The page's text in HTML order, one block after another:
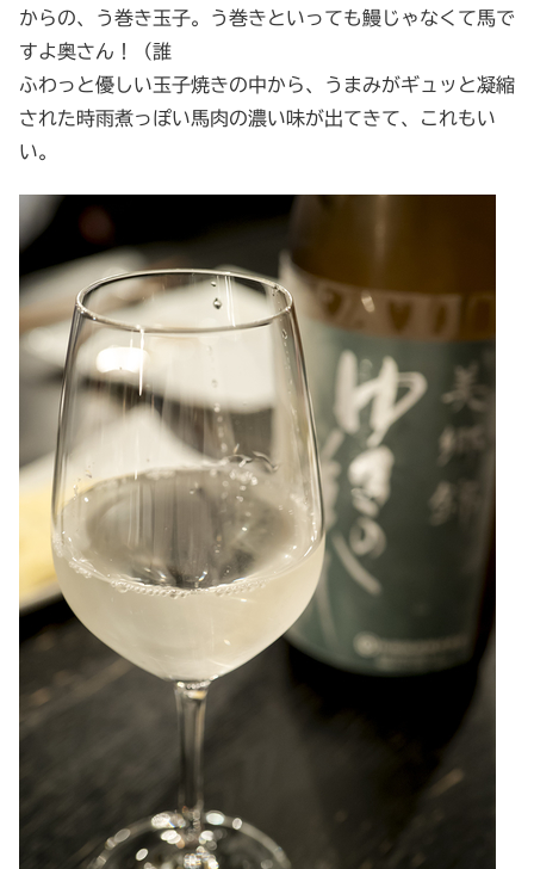
からの、う巻き玉子。う巻きといっても鰻じゃなくて馬で
すよ奥さん！（誰
ふわっと優しい玉子焼きの中から、うまみがギュッと凝縮
された時雨煮っぽい馬肉の濃い味が出てきて、これもい
い。